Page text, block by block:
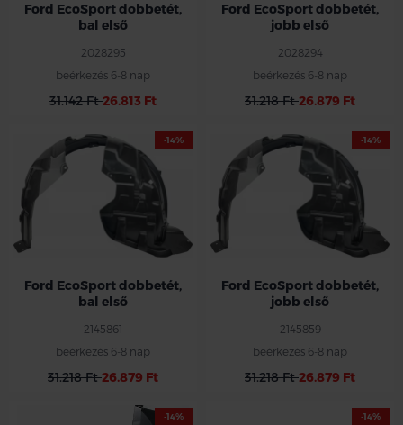
Ford EcoSport dobbetét,
bal első
2028295
beérkezés 6-8 nap
31.142 Ft26.813 Ft
Ford EcoSport dobbetét,
jobb első
2028294
beérkezés 6-8 nap
31.218 Ft26.879 Ft
-14%
Ford EcoSport dobbetét,
bal első
2145861
beérkezés 6-8 nap
31.218 Ft26.879 Ft
-14%
Ford EcoSport dobbetét,
jobb első
2145859
beérkezés 6-8 nap
31.218 Ft26.879 Ft
-14% -14%